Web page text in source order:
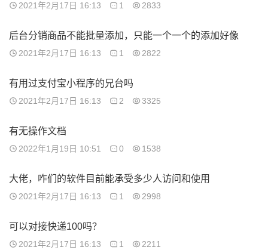
2021年2月17日 16:13 1 2833
后台分销商品不能批量添加，只能一个一个的添加好像
2021年2月17日 16:13 1 2822
有用过支付宝小程序的兄台吗
2021年2月17日 16:13 2 3325
有无操作文档
2022年1月19日 10:51 0 1538
大佬，咋们的软件目前能承受多少人访问和使用
2021年2月17日 16:13 1 2998
可以对接快递100吗？
2021年2月17日 16:13 1 2211